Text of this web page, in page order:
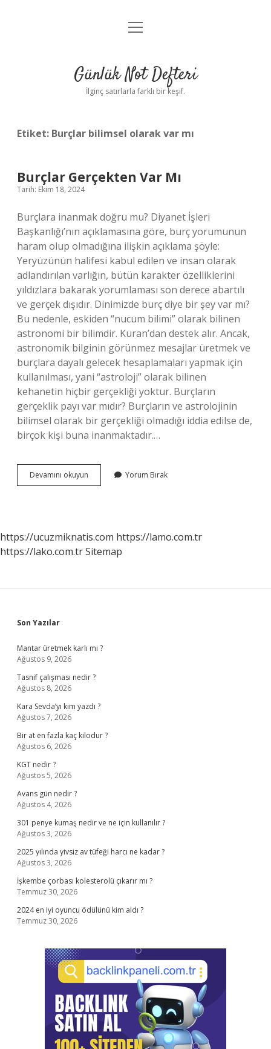
Anasayfa
Yasal Uyarı
menüyü
Günlük Not Defteri
İlginç satırlarla farklı bir keşif.
Etiket: Burçlar bilimsel olarak var mı
Burçlar Gerçekten Var Mı
Tarih: Ekim 18, 2024
Burçlara inanmak doğru mu? Diyanet İşleri
Başkanlığı’nın açıklamasına göre, burç yorumunun
haram olup olmadığına ilişkin açıklama şöyle:
Yeryüzünün halifesi kabul edilen ve insan olarak
adlandırılan varlığın, bütün karakter özelliklerini
yıldızlara bakarak yorumlaması son derece abartılı
ve gerçek dışıdır. Dinimizde burç diye bir şey var mı?
Bu nedenle, eskiden “nucum bilimi” olarak bilinen
astronomi bir bilimdir. Kuran’dan destek alır. Ancak,
astronomik bilginin görünmez mesajlar üretmek ve
burçlara dayalı gelecek hesaplamaları yapmak için
kullanılması, yani “astroloji” olarak bilinen
kehanetin hiçbir gerçekliği yoktur. Burçların
gerçeklik payı var mıdır? Burçların ve astrolojinin
bilimsel olarak bir gerçekliği olmadığı iddia edilse de,
birçok kişi buna inanmaktadır.…
Devamını okuyun
Gerçekten
Yorum Bırak
https://ucuzmiknatis.com https://lamo.com.tr
https://lako.com.trSitemap
Sidebar
Son Yazılar
Mantar üretmek karlı mı ?
Ağustos 9, 2026
Tasnif çalışması nedir ?
Ağustos 8, 2026
Kara Sevda’yı kim yazdı ?
Ağustos 7, 2026
Bir at en fazla kaç kilodur ?
Ağustos 6, 2026
KGT nedir ?
Ağustos 5, 2026
Avans gün nedir ?
Ağustos 4, 2026
301 penye kumaş nedir ve ne için kullanılır ?
Ağustos 3, 2026
2025 yılında yivsiz av tüfeği harcı ne kadar ?
Ağustos 3, 2026
İşkembe çorbası kolesterolü çıkarır mı ?
Temmuz 30, 2026
2024 en iyi oyuncu ödülünü kim aldı ?
Temmuz 30, 2026